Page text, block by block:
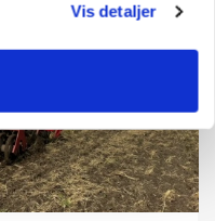
Vis detaljer